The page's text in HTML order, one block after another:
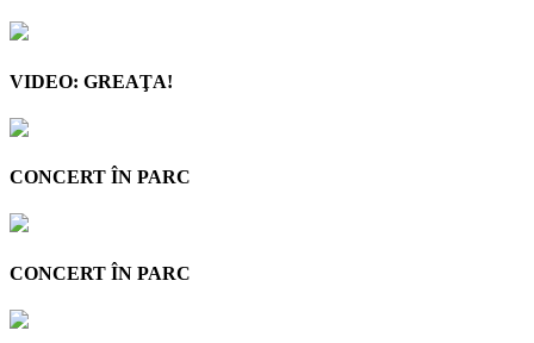
VIDEO: GREAŢA!
CONCERT ÎN PARC
CONCERT ÎN PARC